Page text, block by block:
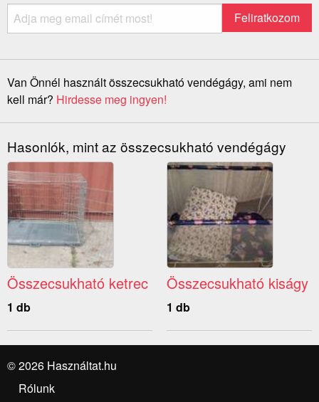
Van Önnél használt összecsukható vendégágy, ami nem
kell már? Hirdesse meg ingyen!
Hasonlók, mint az összecsukható vendégágy
Összecsukható ketrec
1 db
Összecsukható kiságy
1 db
© 2026 Használtat.hu
Rólunk